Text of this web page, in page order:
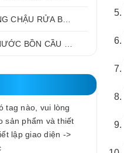
XI PHÔNG CHẬU RỬA BÁT 1 HỐ I 2 HỐ
tag nào, vui lòng
sản phẩm và thiết
lập giao diện ->